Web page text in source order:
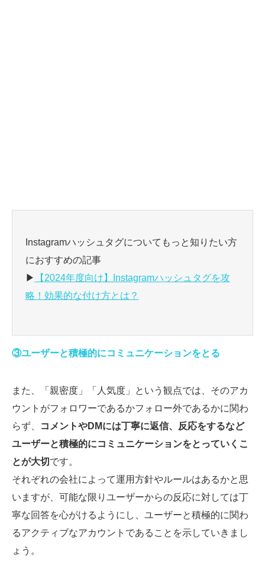
Instagramハッシュタグについてもっと知りたい方
におすすめの記事
▶
【2024年度向け】Instagramハッシュタグを攻
略！効果的な付け方とは？
③ユーザーと積極的にコミュニケーションをとる
また、「親密度」「人気度」という観点では、そのアカ
ウントがフォロワーであるかフォロー外であるかに関わ
らず、
コメントやDMには丁寧に返信、反応をするなど
ユーザーと積極的にコミュニケーションをとっていくこ
とが大切 です。
それぞれの会社によって運用方針やルールはあるかと思
いますが、可能な限りユーザーからの反応に対しては丁
寧な回答を心がけるようにし、ユーザーと積極的に関わ
るアクティブなアカウントであることを示していきまし
ょう。